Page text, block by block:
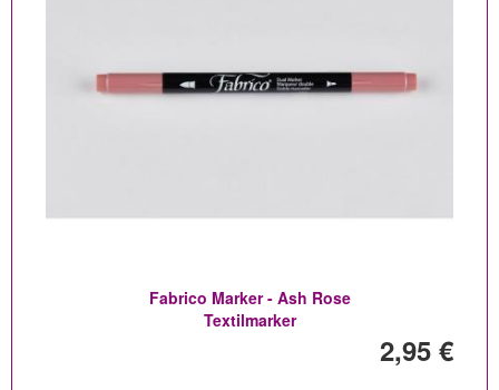
Fabrico Marker - Ash Rose
Textilmarker
2,95 €